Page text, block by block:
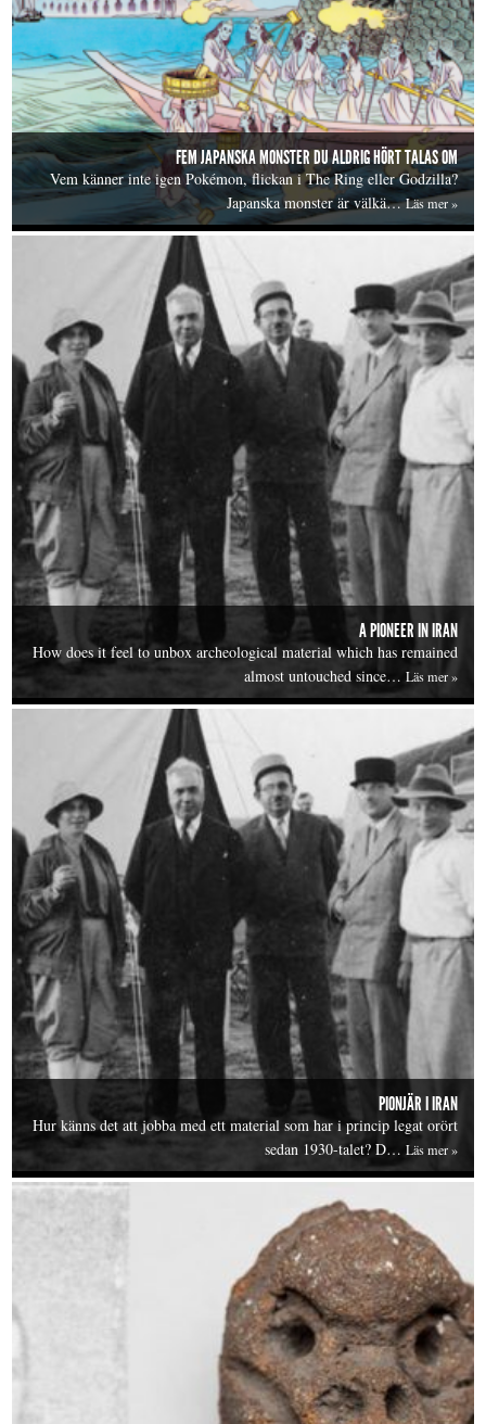
FEM JAPANSKA MONSTER DU ALDRIG HÖRT TALAS OM
Vem känner inte igen Pokémon, flickan i The Ring eller Godzilla?
Japanska monster är välkä…Läs mer »
A PIONEER IN IRAN
How does it feel to unbox archeological material which has remained
almost untouched since…Läs mer »
PIONJÄR I IRAN
Hur känns det att jobba med ett material som har i princip legat orört
sedan 1930-talet? D…Läs mer »